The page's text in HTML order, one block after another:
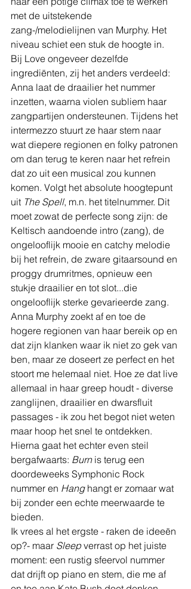
met de uitstekende
zang-/melodielijnen van Murphy. Het
niveau schiet een stuk de hoogte in.
Bij Love ongeveer dezelfde
ingrediënten, zij het anders verdeeld:
Anna laat de draailier het nummer
inzetten, waarna violen subliem haar
zangpartijen ondersteunen. Tijdens het
intermezzo stuurt ze haar stem naar
wat diepere regionen en folky patronen
om dan terug te keren naar het refrein
dat zo uit een musical zou kunnen
komen. Volgt het absolute hoogtepunt
uit The Spell, m.n. het titelnummer. Dit
moet zowat de perfecte song zijn: de
Keltisch aandoende intro (zang), de
ongelooflijk mooie en catchy melodie
bij het refrein, de zware gitaarsound en
proggy drumritmes, opnieuw een
stukje draailier en tot slot...die
ongelooflijk sterke gevarieerde zang.
Anna Murphy zoekt af en toe de
hogere regionen van haar bereik op en
dat zijn klanken waar ik niet zo gek van
ben, maar ze doseert ze perfect en het
stoort me helemaal niet. Hoe ze dat live
allemaal in haar greep houdt - diverse
zanglijnen, draailier en dwarsfluit
passages - ik zou het begot niet weten
maar hoop het snel te ontdekken.
Hierna gaat het echter even steil
bergafwaarts: Burn is terug een
doordeweeks Symphonic Rock
nummer en Hang hangt er zomaar wat
bij zonder een echte meerwaarde te
bieden.
Ik vrees al het ergste - raken de ideeën
op?- maar Sleep verrast op het juiste
moment: een rustig sfeervol nummer
dat drijft op piano en stem, die me af